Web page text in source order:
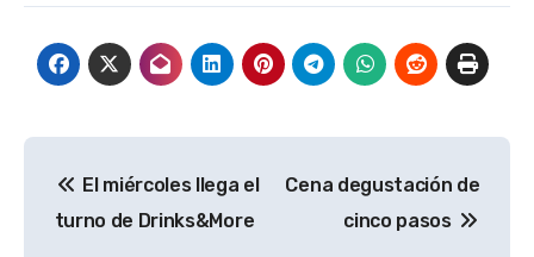
de
El miércoles llega el
turno de Drinks&More
Cena degustación de
cinco pasos